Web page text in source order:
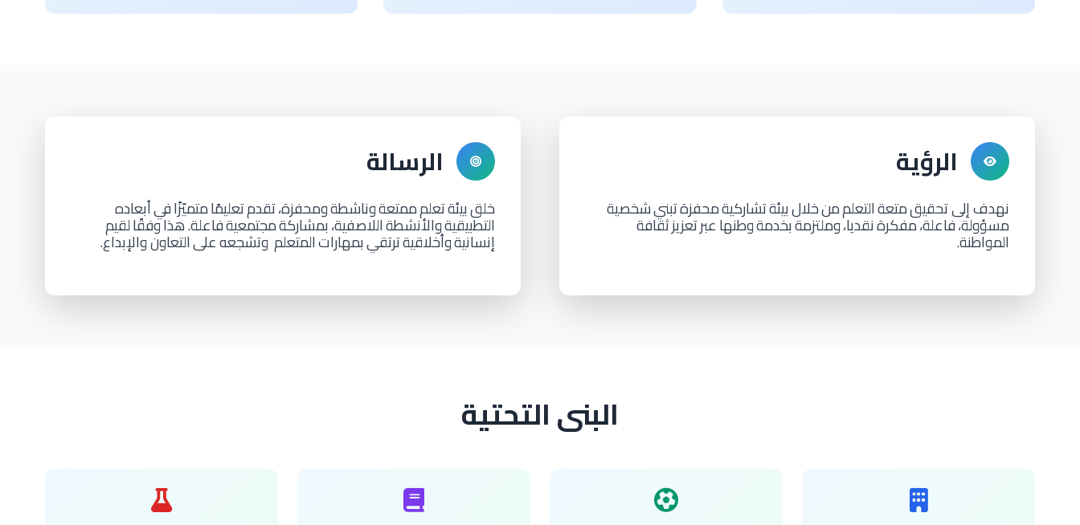
الرؤية
نهدف إلى تحقيقمتعةالتعلممنخلالبيئةتشاركيةمحفزةتبنيشخصية
مسؤولة،فاعلة،مفكرةنقديا،وملتزمةبخدمةوطنهاعبرتعزيزثقافة
المواطنة.
الرسالة
خلقبيئةتعلمممتعةوناشطةومحفزة،تقدمتعليمًامتميّزًافيأبعاده
التطبيقيةوالأنشطةاللاصفية،بمشاركةمجتمعيةفاعلة. هذاوفقًالقيم
إنسانيةوأخلاقيةترتقيبمهاراتالمتعلم وتشجعهعلىالتعاون والإبداع.
البنى التحتية